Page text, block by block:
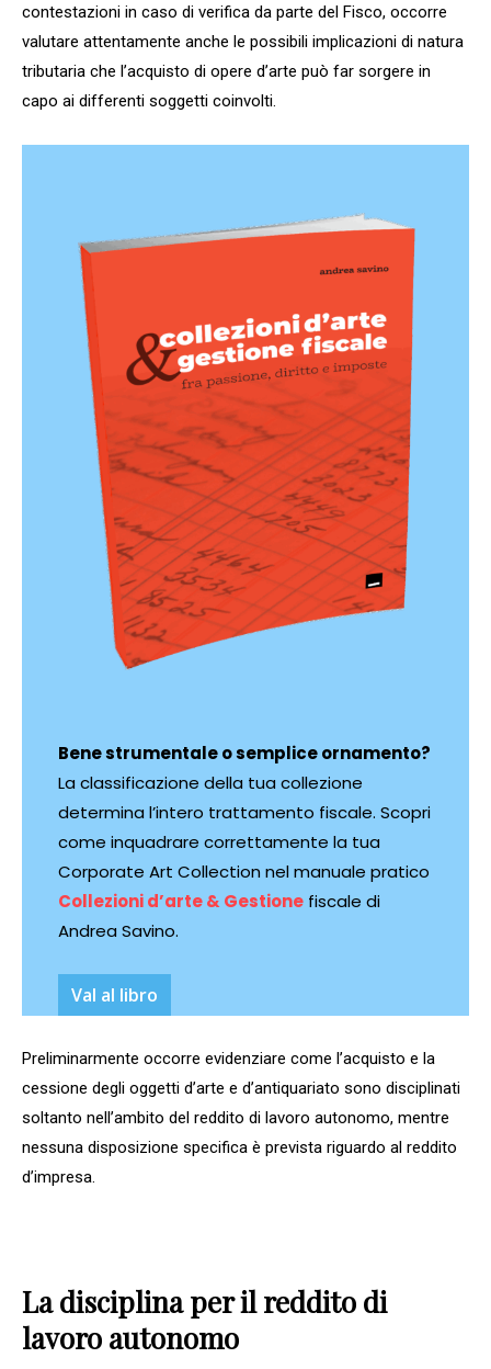
contestazioni in caso di verifica da parte del Fisco, occorre
valutare attentamente anche le possibili implicazioni di natura
tributaria che l’acquisto di opere d’arte può far sorgere in
capo ai differenti soggetti coinvolti.
Bene strumentale o semplice ornamento?
La classificazione della tua collezione
determina l’intero trattamento fiscale. Scopri
come inquadrare correttamente la tua
Corporate Art Collection nel manuale pratico
Collezioni d’arte & Gestionefiscale di
Andrea Savino.
VaI al libro
Preliminarmente occorre evidenziare come l’acquisto e la
cessione degli oggetti d’arte e d’antiquariato sono disciplinati
soltanto nell’ambito del reddito di lavoro autonomo, mentre
nessuna disposizione specifica è prevista riguardo al reddito
d’impresa.
La disciplina per il reddito di
lavoro autonomo